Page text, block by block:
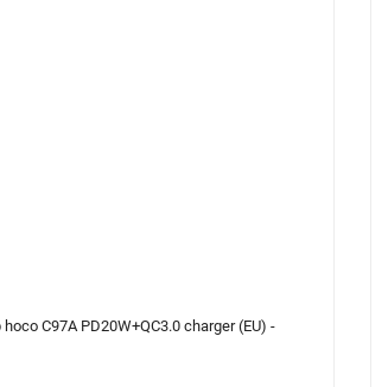
C97A PD20W+QC3.0 charger (EU) -